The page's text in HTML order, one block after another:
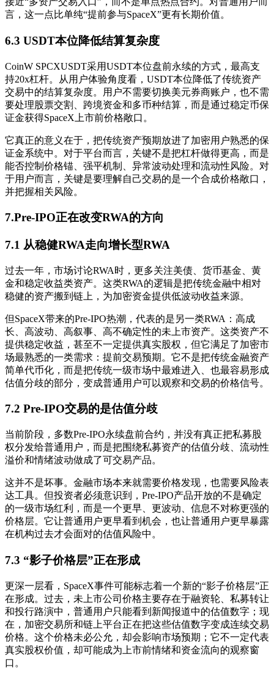
言，这一点比单纯“提前参与SpaceX”更有长期价值。
6.3 USDT本位降低结算复杂度
CoinW SPCXUSDT采用USDT本位盘前永续的方式，最高支
持20x杠杆。从用户体验角度看，USDT本位降低了传统资产
交易中的结算复杂度。用户不需要切换美元券商账户，也不需
要处理股票交割、跨境资金和多币种结算，而是通过稳定币保
证金获得SpaceX上市前价格敞口。
它真正的意义在于，把传统资产预期放进了加密用户熟悉的保
证金系统中。对于平台而言，关键不是把杠杆做得更高，而是
能否控制价格锚、强平机制、异常波动处理和流动性风险。对
于用户而言，关键是要理解自己交易的是一个合成价格敞口，
并把握相关风险。
7.Pre-IPO正在改变RWA的方向
7.1 从稳健RWA走向增长型RWA
过去一年，市场讨论RWA时，更多关注美债、货币基金、黄
金和稳定收益类资产。这类RWA的逻辑是把传统金融中相对
稳健的资产搬到链上，为加密资金提供低波动收益来源。
但SpaceX带来的Pre-IPO热潮，代表的是另一类RWA：高成
长、高波动、高叙事、高不确定性的未上市资产。这类资产不
提供稳定收益，甚至不一定提供真实股权，但它满足了加密市
场最熟悉的一类需求：提前交易预期。它不是把传统金融资产
简单代币化，而是把传统一级市场中最难进入、也最容易形成
估值分歧的部分，变成普通用户可以观察和交易的价格信号。
7.2 Pre-IPO交易的是估值分歧
当前阶段，多数Pre-IPO永续盘前合约，并没有真正把私募股
权分发给普通用户，而是把围绕私募资产的估值分歧、流动性
溢价和情绪波动做成了可交易产品。
这并不是坏事。金融市场本来就需要价格发现，也需要风险表
达工具。但投资者必须意识到，Pre-IPO产品开放的不是确定
的一级市场红利，而是一个更早、更波动、信息不对称更强的
价格层。它让普通用户更早看到机会，也让普通用户更早暴露
在机构过去才会面对的估值风险中。
7.3 “影子价格层”正在形成
更深一层看，SpaceX事件可能标志着一个新的“影子价格层”正
在形成。过去，未上市公司价格主要存在于融资轮、私募转让
和投行路演中，普通用户只能看到新闻报道中的估值数字；现
在，加密交易所和链上平台正在把这些估值数字变成连续交易
价格。这个价格未必公允，却会影响市场预期；它不一定代表
真实股权价值，却可能成为上市前情绪和资金流向的观察窗
口。